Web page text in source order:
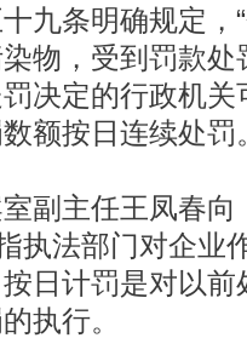
九条明确规定，
物，受到罚款
决定的行政机
额按日连续处罚
副主任王凤春
执法部门对企业
日计罚是对以
执行。